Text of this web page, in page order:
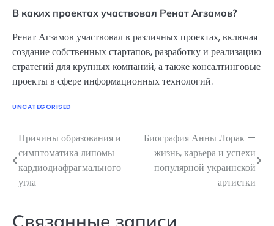
В каких проектах участвовал Ренат Агзамов?
Ренат Агзамов участвовал в различных проектах, включая
создание собственных стартапов, разработку и реализацию
стратегий для крупных компаний, а также консалтинговые
проекты в сфере информационных технологий.
UNCATEGORISED
Навигация
по
записям
Причины образования и
симптоматика липомы
кардиодиафрагмального
угла
Биография Анны Лорак —
жизнь, карьера и успехи
популярной украинской
артистки
Связанные записи